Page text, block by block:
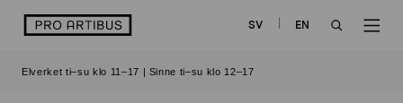
sisältöön
logo SV
EN
Elverket ti–su klo 11–17 | Sinne ti–su klo 12–17